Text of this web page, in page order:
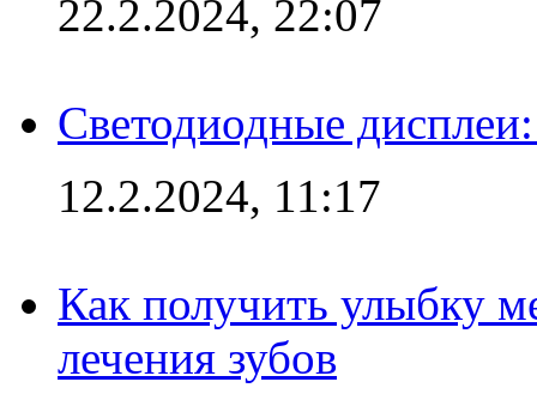
22.2.2024, 22:07
Светодиодные
12.2.2024, 11:17
Как получить улыбку
лечения зубов